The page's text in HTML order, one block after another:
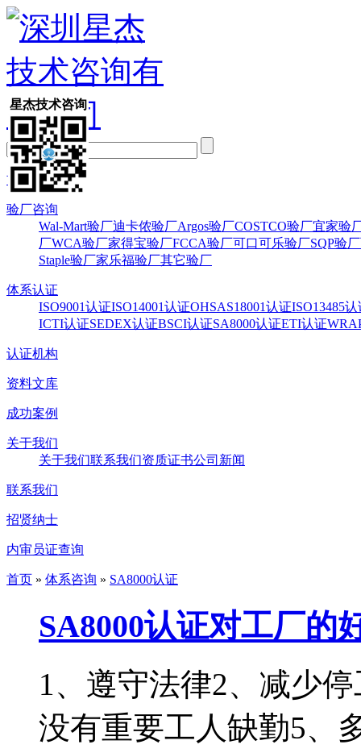
首页
验厂咨询
Wal-Mart验厂迪卡侬验厂Argos验厂COSTCO验厂宜家验
厂WCA验厂家得宝验厂FCCA验厂可口可乐验厂SQP验厂
Staple验厂家乐福验厂其它验厂
体系认证
ISO9001认证ISO14001认证OHSAS18001认证ISO13485认
ICTI认证SEDEX认证BSCI认证SA8000认证ETI认证
认证机构
资料文库
成功案例
关于我们
关于我们联系我们资质证书公司新闻
联系我们
招贤纳士
内审员证查询
首页 » 体系咨询 » SA8000认证
SA8000认证对工厂的
1、遵守法律2、减少
没有重要工人缺勤5、
星杰技术咨询